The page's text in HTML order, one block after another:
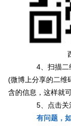
西
4、扫描二维
(微博上分享的二维
含的信息，这样就
5、点击关
有问题，